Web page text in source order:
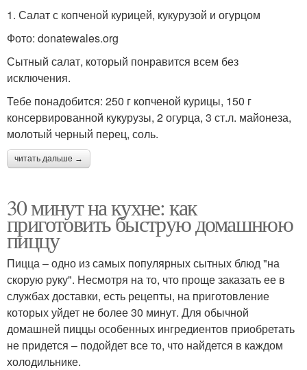
1. Салат с копченой курицей, кукурузой и огурцом
Фото: donatewales.org
Сытный салат, который понравится всем без
исключения.
Тебе понадобится: 250 г копченой курицы, 150 г
консервированной кукурузы, 2 огурца, 3 ст.л. майонеза,
молотый черный перец, соль.
читать дальше →
30 минут на кухне: как
приготовить быструю домашнюю
пиццу
Пицца – одно из самых популярных сытных блюд "на
скорую руку". Несмотря на то, что проще заказать ее в
службах доставки, есть рецепты, на приготовление
которых уйдет не более 30 минут. Для обычной
домашней пиццы особенных ингредиентов приобретать
не придется – подойдет все то, что найдется в каждом
холодильнике.